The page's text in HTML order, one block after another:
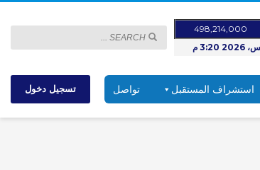
498,214,000
استشراف المستقبل تواصل تسجيل دخول